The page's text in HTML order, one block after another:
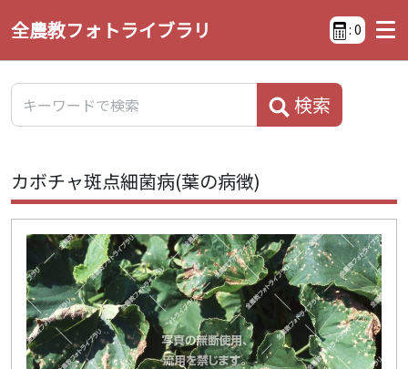
全農教フォトライブラリ : 0
検索
カボチャ斑点細菌病(葉の病徴)